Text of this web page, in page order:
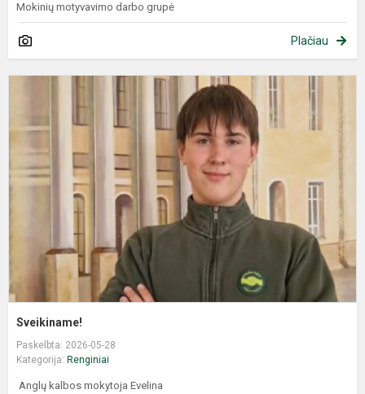
Mokinių motyvavimo darbo grupė
Plačiau
Sveikiname!
Paskelbta: 2026-05-28
Kategorija: Renginiai
Anglų kalbos mokytoja Evelina